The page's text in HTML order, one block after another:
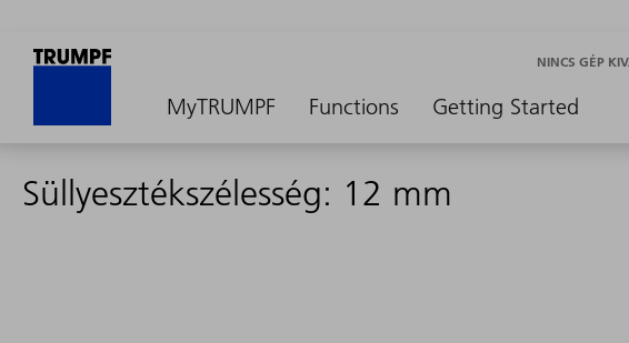
MyTRUMPF Functions Getting Started
NINCS GÉP
Süllyesztékszélesség: 12 mm